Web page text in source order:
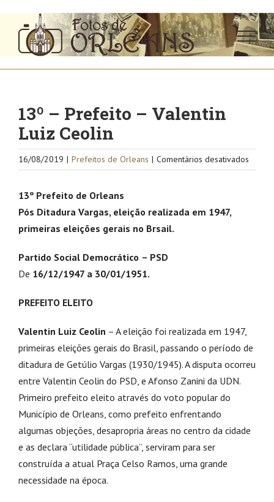
conteúdo
13º – Prefeito – Valentin
Luiz Ceolin
16/08/2019 | Prefeitos de Orleans | Comentários desativados
13º
13º Prefeito de Orleans
Pós Ditadura Vargas, eleição realizada em 1947,
primeiras eleições gerais no Brsail.
Partido Social Democrático – PSD
De 16/12/1947 a 30/01/1951.
PREFEITO ELEITO
Valentin Luiz Ceolin – A eleição foi realizada em 1947,
primeiras eleições gerais do Brasil, passando o período de
ditadura de Getúlio Vargas (1930/1945). A disputa ocorreu
entre Valentin Ceolin do PSD, e Afonso Zanini da UDN.
Primeiro prefeito eleito através do voto popular do
Município de Orleans, como prefeito enfrentando
algumas objeções, desapropria áreas no centro da cidade
e as declara “utilidade pública”, serviram para ser
construída a atual Praça Celso Ramos, uma grande
necessidade na época.